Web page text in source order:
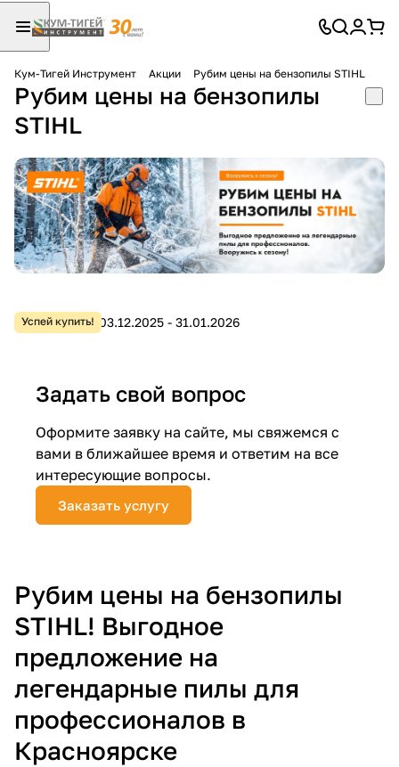
Кум-Тигей Инструмент Акции Рубим цены на бензопилы STIHL
Рубим цены на бензопилы
STIHL
Успей купить! 03.12.2025 - 31.01.2026
Задать свой вопрос
Оформите заявку на сайте, мы свяжемся с
вами в ближайшее время и ответим на все
интересующие вопросы.
Заказать услугу
Рубим цены на бензопилы
STIHL! Выгодное
предложение на
легендарные пилы для
профессионалов в
Красноярске
Для клиентов всех банков
Разбейте
оплатуна части
без переплат
График платежей
Сегодня
Добавляйте товары
в корзину
Оплачивайте сегодня только
25% картой любого банка
Получайте товар
выбранный способом
Оставшиеся75% будут
списыватьсяс вашей карты
по